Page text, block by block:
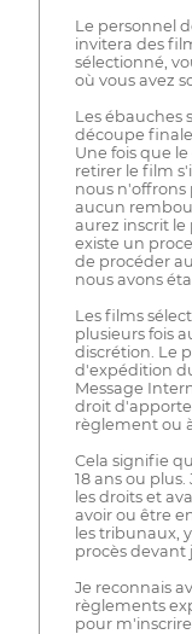
Le personnel
invitera des
sélectionné,
où vous avez
Les ébauches
découpe
Une fois que
retirer le film
nous n'offrons
aucun
aurez inscrit
existe un
de procéder
nous avons
Les films
plusieurs fois
discrétion. Le
d'expédition
Message
droit
règlement ou
Cela signifie
18 ans ou
les droits et
avoir ou être
les tribunaux,
procès devant
Je reconnais
règlements
pour m'inscrire